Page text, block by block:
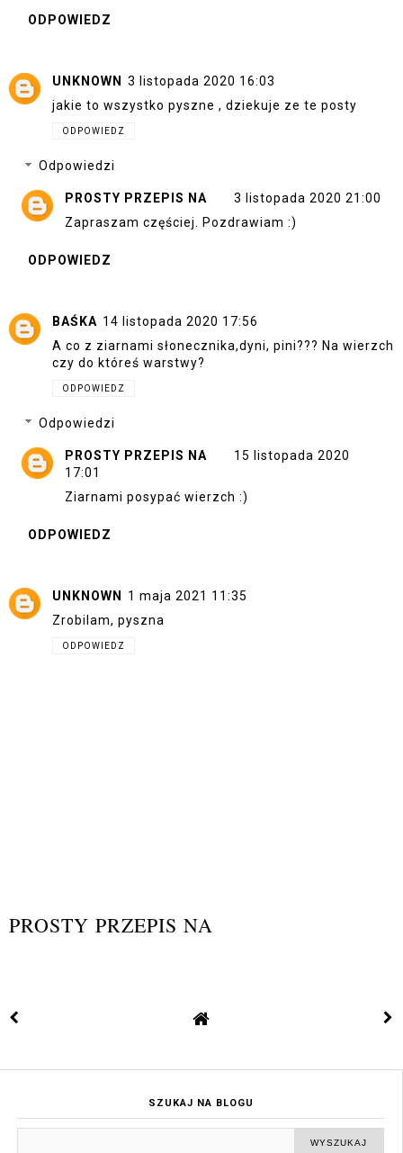
ODPOWIEDZ
UNKNOWN
3 listopada 2020 16:03
jakie to wszystko pyszne , dziekuje ze te posty
ODPOWIEDZ
Odpowiedzi
PROSTY PRZEPIS NA
3 listopada 2020 21:00
Zapraszam częściej. Pozdrawiam :)
ODPOWIEDZ
BAŚKA 14 listopada 2020 17:56
A co z ziarnami słonecznika,dyni, pini??? Na wierzch
czy do któreś warstwy?
ODPOWIEDZ
Odpowiedzi
PROSTY PRZEPIS NA
15 listopada 2020
17:01
Ziarnami posypać wierzch :)
ODPOWIEDZ
UNKNOWN
1 maja 2021 11:35
Zrobilam, pyszna
ODPOWIEDZ
PROSTY PRZEPIS NA
SZUKAJ NA BLOGU